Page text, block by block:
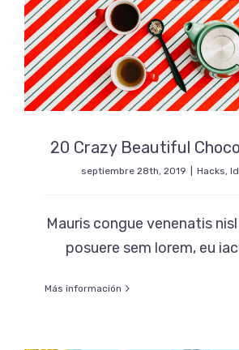
20 Crazy Beautiful
septiembre 28th, 2019 Hacks,
Mauris congue venenatis
posuere sem lorem, eu
Más información